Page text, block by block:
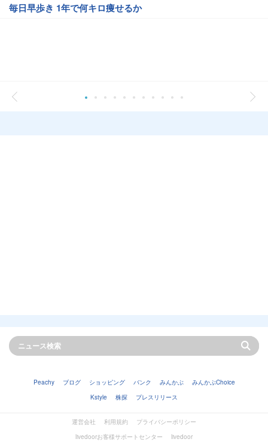
毎日早歩き 1年で何キロ痩せるか
Peachy ブログ ショッピング バンク みんかぶ
みんかぶChoice
Kstyle
株探 プレスリリース
運営会社 利用規約
プライバシーポリシー
livedoorお客様サポートセンター
livedoor